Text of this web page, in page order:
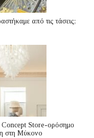
από τις τάσεις;
Concept Store-ορόσημο
στη Μύκονο